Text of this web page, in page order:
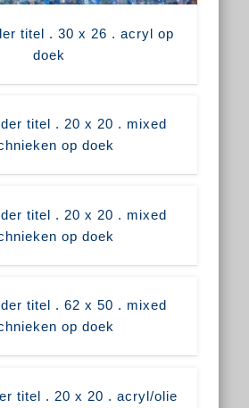
titel . 30 x 26 . acryl op
doek
titel . 20 x 20 . mixed
op doek
titel . 20 x 20 . mixed
op doek
titel . 62 x 50 . mixed
op doek
titel . 20 x 20 . acryl/olie